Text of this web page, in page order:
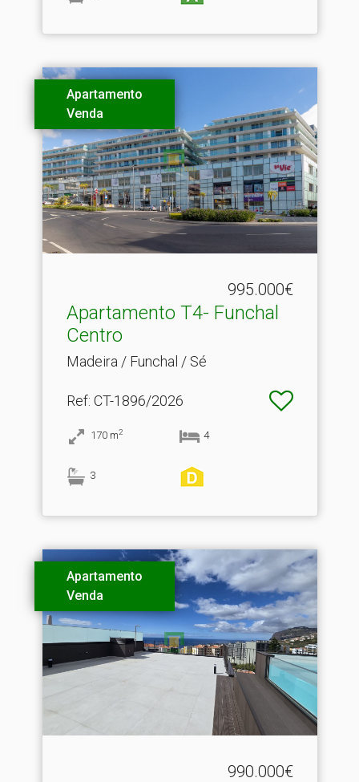
Apartamento
Venda
995.000€
Apartamento T4- Funchal
Centro
Madeira / Funchal / Sé
Ref: CT-1896/2026
170 m2 4
3
Apartamento
Venda
990.000€